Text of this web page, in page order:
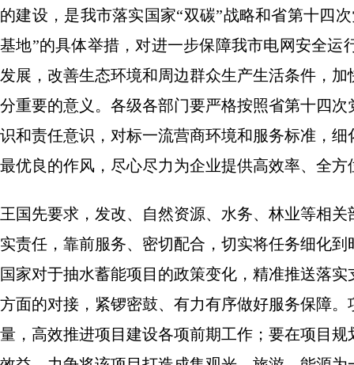
的建设，是我市落实国家“双碳”战略和省第十四
基地”的具体举措，对进一步保障我市电网安全
发展，改善生态环境和周边群众生产生活条件，
分重要的意义。各级各部门要严格按照省第十四
识和责任意识，对标一流营商环境和服务标准，
最优良的作风，尽心尽力为企业提供高效率、全
王国先要求，发改、自然资源、水务、林业等相
实责任，靠前服务、密切配合，切实将任务细化
国家对于抽水蓄能项目的政策变化，精准推送落
方面的对接，紧锣密鼓、有力有序做好服务保障
量，高效推进项目建设各项前期工作；要在项目